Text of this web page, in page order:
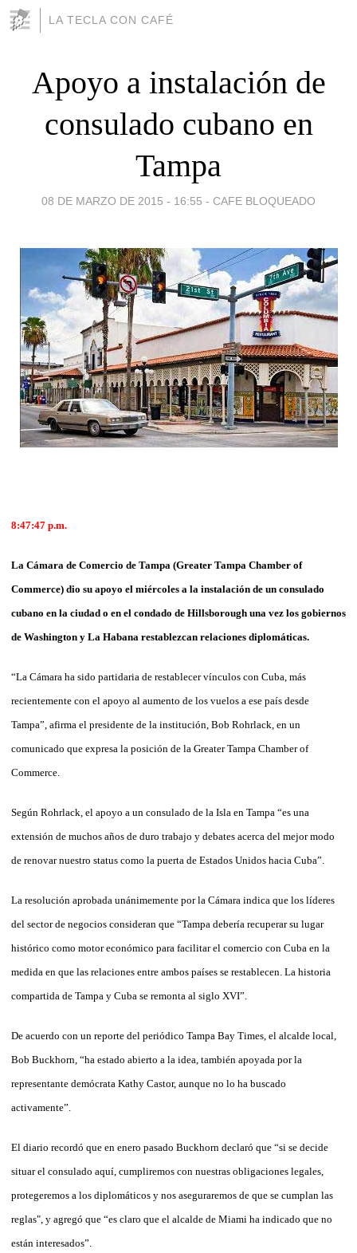
LA TECLA CON CAFÉ
Apoyo a instalación de
consulado cubano en
Tampa
08 DE MARZO DE 2015 - 16:55 - CAFE BLOQUEADO
8:47:47 p.m.
La Cámara de Comercio de Tampa (Greater Tampa Chamber of
Commerce) dio su apoyo el miércoles a la instalación de un consulado
cubano en la ciudad o en el condado de Hillsborough una vez los gobiernos
de Washington y La Habana restablezcan relaciones diplomáticas.
“La Cámara ha sido partidaria de restablecer vínculos con Cuba, más
recientemente con el apoyo al aumento de los vuelos a ese país desde
Tampa”, afirma el presidente de la institución, Bob Rohrlack, en un
comunicado que expresa la posición de la Greater Tampa Chamber of
Commerce.
Según Rohrlack, el apoyo a un consulado de la Isla en Tampa “es una
extensión de muchos años de duro trabajo y debates acerca del mejor modo
de renovar nuestro status como la puerta de Estados Unidos hacia Cuba”.
La resolución aprobada unánimemente por la Cámara indica que los líderes
del sector de negocios consideran que “Tampa debería recuperar su lugar
histórico como motor económico para facilitar el comercio con Cuba en la
medida en que las relaciones entre ambos países se restablecen. La historia
compartida de Tampa y Cuba se remonta al siglo XVI”.
De acuerdo con un reporte del periódico Tampa Bay Times, el alcalde local,
Bob Buckhorn, “ha estado abierto a la idea, también apoyada por la
representante demócrata Kathy Castor, aunque no lo ha buscado
activamente”.
El diario recordó que en enero pasado Buckhorn declaró que “si se decide
situar el consulado aquí, cumpliremos con nuestras obligaciones legales,
protegeremos a los diplomáticos y nos aseguraremos de que se cumplan las
reglas", y agregó que “es claro que el alcalde de Miami ha indicado que no
están interesados”.